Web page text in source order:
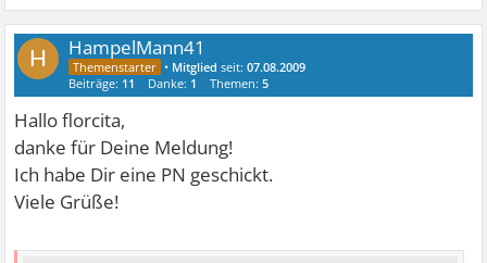
H HampelMann41
• Mitglied seit:07.08.2009
Beiträge: 11 Danke: 1 Themen:5
Hallo florcita,
danke für Deine Meldung!
Ich habe Dir eine PN geschickt.
Viele Grüße!